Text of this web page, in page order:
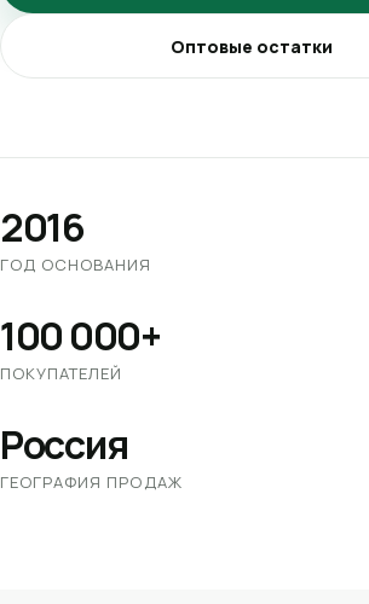
Оптовые остатки
2016
ГОД ОСНОВАНИЯ
100 000+
ПОКУПАТЕЛЕЙ
Россия
ГЕОГРАФИЯ ПРОДАЖ